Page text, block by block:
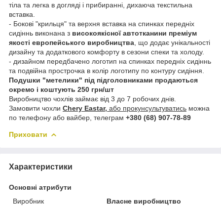
тіла та легка в догляді і прибиранні, дихаюча текстильна
вставка.
- Бокові "крильця" та верхня вставка на спинках передніх
сидіннь виконана з високоякісної автотканини преміум
якості европейського виробництва , що додає унікальності
дизайну та додаткового комфорту в сезони спеки та холоду.
- дизайном передбачено логотип на спинках передніх сидіннь
та подвійна прострочка в колір логотипу по контуру сидіння.
Подушки "метелики" під підголовниками продаються
окремо і коштують 250 грн/шт
Виробництво чохлів займає від 3 до 7 робочих днів.
Замовити чохли Chery Eastar, або прокунсультуватись можна
по телефону або вайбер, телеграм +380 (68) 907-78-89
Приховати
Характеристики
Основні атрибути
Виробник
Власне виробництво